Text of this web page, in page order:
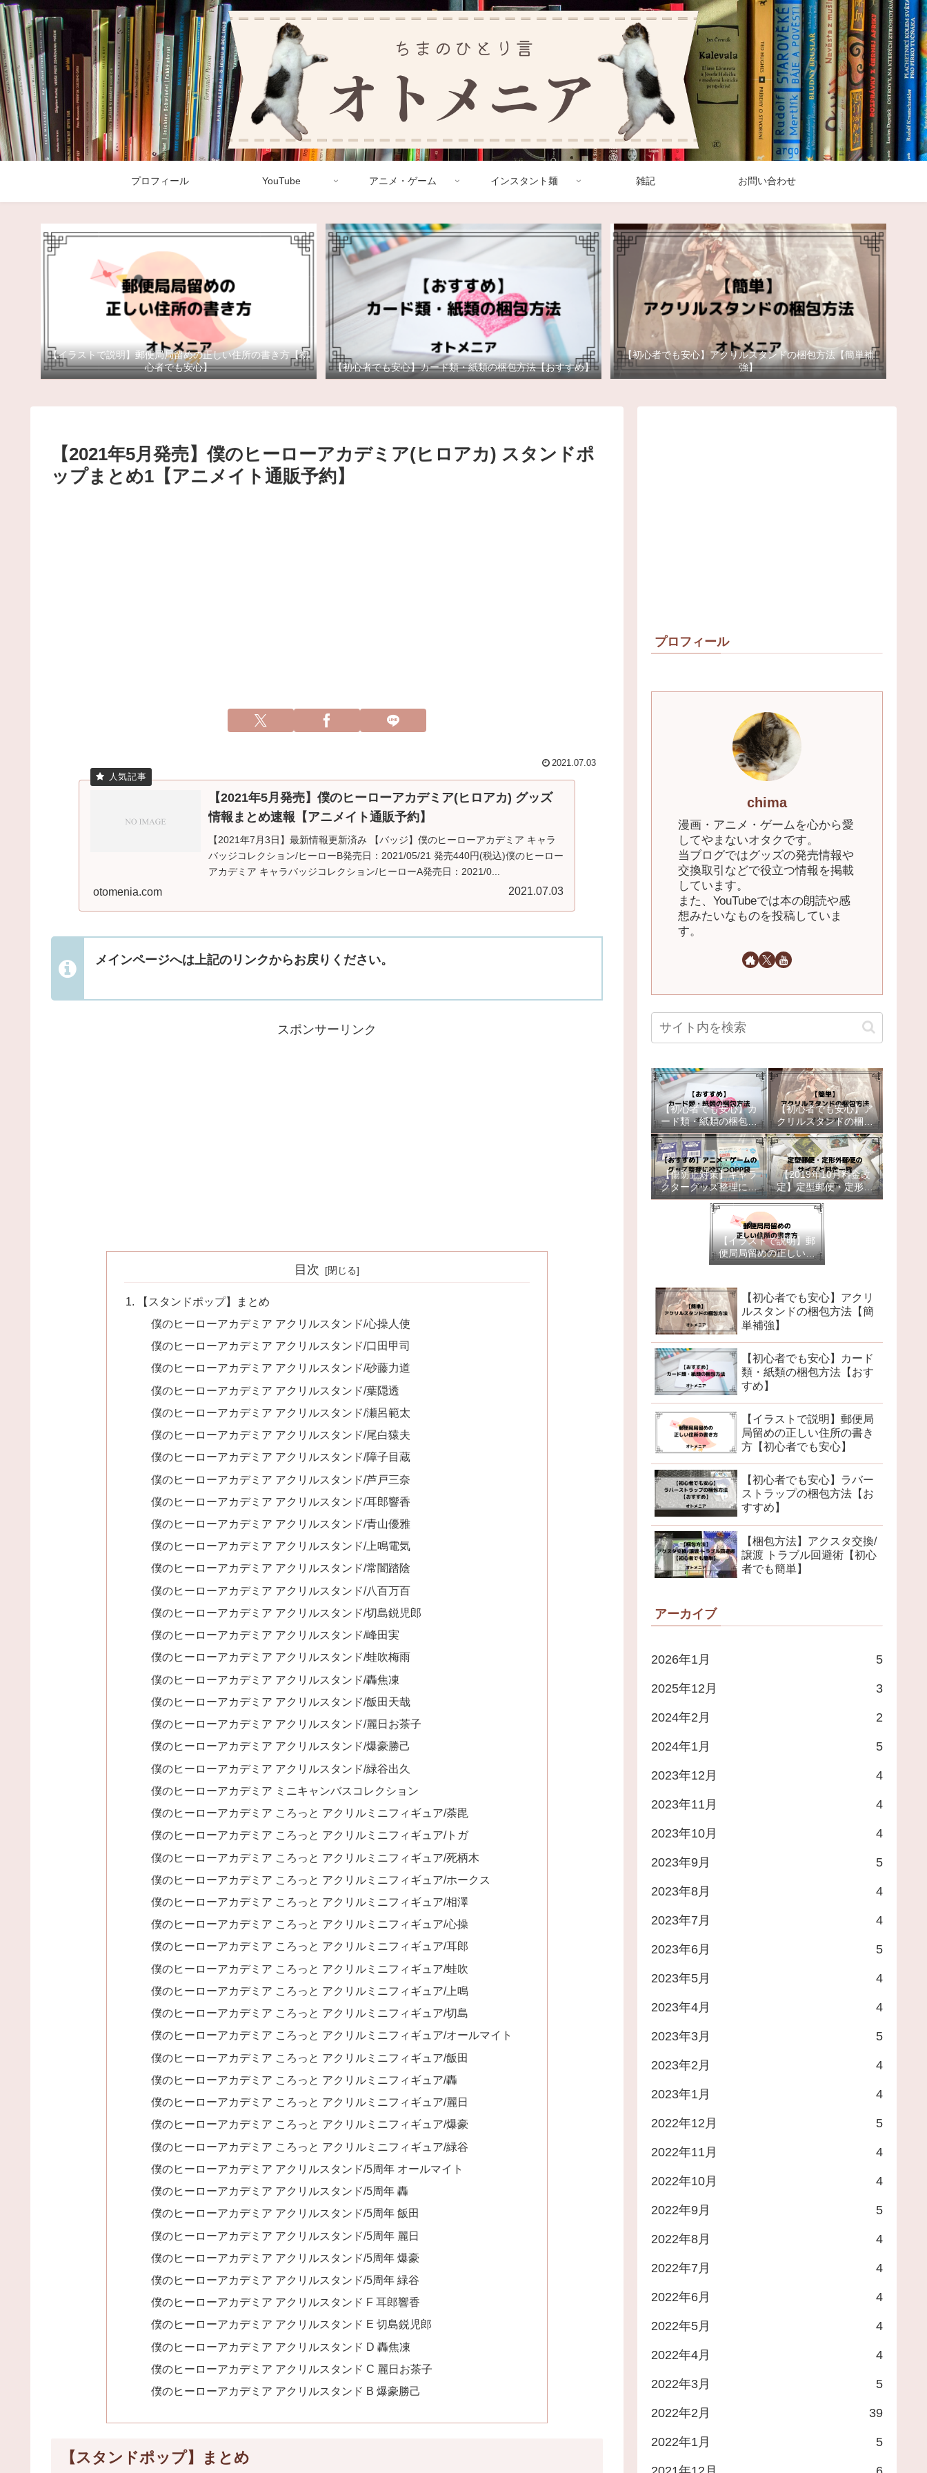
プロフィール YouTube アニメ・ゲーム インスタント麺 雑記 お問い合わせ
【イラストで説明】郵便局局留めの正しい住所の書き方【初
心者でも安心】
【初心者でも安心】カード類・紙類の梱包方法【おすすめ】
【初心者でも安心】アクリルスタンドの梱包方法【簡単補
強】
【2021年5月発売】僕のヒーローアカデミア(ヒロアカ) スタンドポ
ップまとめ1【アニメイト通販予約】
2021.07.03
【2021年5月発売】僕のヒーローアカデミア(ヒロアカ) グッズ
情報まとめ速報【アニメイト通販予約】
【2021年7月3日】最新情報更新済み 【バッジ】僕のヒーローアカデミア キャラ
バッジコレクション/ヒーローB発売日：2021/05/21 発売440円(税込)僕のヒーロー
アカデミア キャラバッジコレクション/ヒーローA発売日：2021/0...
otomenia.com 2021.07.03
メインページへは上記のリンクからお戻りください。
スポンサーリンク
目次
【スタンドポップ】まとめ
僕のヒーローアカデミア アクリルスタンド/心操人使
僕のヒーローアカデミア アクリルスタンド/口田甲司
僕のヒーローアカデミア アクリルスタンド/砂藤力道
僕のヒーローアカデミア アクリルスタンド/葉隠透
僕のヒーローアカデミア アクリルスタンド/瀬呂範太
僕のヒーローアカデミア アクリルスタンド/尾白猿夫
僕のヒーローアカデミア アクリルスタンド/障子目蔵
僕のヒーローアカデミア アクリルスタンド/芦戸三奈
僕のヒーローアカデミア アクリルスタンド/耳郎響香
僕のヒーローアカデミア アクリルスタンド/青山優雅
僕のヒーローアカデミア アクリルスタンド/上鳴電気
僕のヒーローアカデミア アクリルスタンド/常闇踏陰
僕のヒーローアカデミア アクリルスタンド/八百万百
僕のヒーローアカデミア アクリルスタンド/切島鋭児郎
僕のヒーローアカデミア アクリルスタンド/峰田実
僕のヒーローアカデミア アクリルスタンド/蛙吹梅雨
僕のヒーローアカデミア アクリルスタンド/轟焦凍
僕のヒーローアカデミア アクリルスタンド/飯田天哉
僕のヒーローアカデミア アクリルスタンド/麗日お茶子
僕のヒーローアカデミア アクリルスタンド/爆豪勝己
僕のヒーローアカデミア アクリルスタンド/緑谷出久
僕のヒーローアカデミア ミニキャンバスコレクション
僕のヒーローアカデミア ころっと アクリルミニフィギュア/荼毘
僕のヒーローアカデミア ころっと アクリルミニフィギュア/トガ
僕のヒーローアカデミア ころっと アクリルミニフィギュア/死柄木
僕のヒーローアカデミア ころっと アクリルミニフィギュア/ホークス
僕のヒーローアカデミア ころっと アクリルミニフィギュア/相澤
僕のヒーローアカデミア ころっと アクリルミニフィギュア/心操
僕のヒーローアカデミア ころっと アクリルミニフィギュア/耳郎
僕のヒーローアカデミア ころっと アクリルミニフィギュア/蛙吹
僕のヒーローアカデミア ころっと アクリルミニフィギュア/上鳴
僕のヒーローアカデミア ころっと アクリルミニフィギュア/切島
僕のヒーローアカデミア ころっと アクリルミニフィギュア/オールマイト
僕のヒーローアカデミア ころっと アクリルミニフィギュア/飯田
僕のヒーローアカデミア ころっと アクリルミニフィギュア/轟
僕のヒーローアカデミア ころっと アクリルミニフィギュア/麗日
僕のヒーローアカデミア ころっと アクリルミニフィギュア/爆豪
僕のヒーローアカデミア ころっと アクリルミニフィギュア/緑谷
僕のヒーローアカデミア アクリルスタンド/5周年 オールマイト
僕のヒーローアカデミア アクリルスタンド/5周年 轟
僕のヒーローアカデミア アクリルスタンド/5周年 飯田
僕のヒーローアカデミア アクリルスタンド/5周年 麗日
僕のヒーローアカデミア アクリルスタンド/5周年 爆豪
僕のヒーローアカデミア アクリルスタンド/5周年 緑谷
僕のヒーローアカデミア アクリルスタンド F 耳郎響香
僕のヒーローアカデミア アクリルスタンド E 切島鋭児郎
僕のヒーローアカデミア アクリルスタンド D 轟焦凍
僕のヒーローアカデミア アクリルスタンド C 麗日お茶子
僕のヒーローアカデミア アクリルスタンド B 爆豪勝己
【スタンドポップ】まとめ
プロフィール
chima
漫画・アニメ・ゲームを心から愛
してやまないオタクです。
当ブログではグッズの発売情報や
交換取引などで役立つ情報を掲載
しています。
また、YouTubeでは本の朗読や感
想みたいなものを投稿していま
す。
【初心者でも安心】カ
ード類・紙類の梱包方
法【おすすめ】
【初心者でも安心】ア
クリルスタンドの梱包
方法【簡単補強】
【傷防止対策】キャラ
クターグッズ整理に役
立つOPP袋【おすす
め】
【2019年10月料金改
定】定型郵便・定形外
郵便のサイズと料金一
覧
【イラストで説明】郵
便局局留めの正しい住
所の書き方【初心者で
【初心者でも安心】アクリ
ルスタンドの梱包方法【簡
単補強】
【初心者でも安心】カード
類・紙類の梱包方法【おす
すめ】
【イラストで説明】郵便局
局留めの正しい住所の書き
方【初心者でも安心】
【初心者でも安心】ラバー
ストラップの梱包方法【お
すすめ】
【梱包方法】アクスタ交換/
譲渡 トラブル回避術【初心
者でも簡単】
アーカイブ
2026年1月 5
2025年12月 3
2024年2月 2
2024年1月 5
2023年12月 4
2023年11月 4
2023年10月 4
2023年9月 5
2023年8月 4
2023年7月 4
2023年6月 5
2023年5月 4
2023年4月 4
2023年3月 5
2023年2月 4
2023年1月 4
2022年12月 5
2022年11月 4
2022年10月 4
2022年9月 5
2022年8月 4
2022年7月 4
2022年6月 4
2022年5月 4
2022年4月 4
2022年3月 5
2022年2月 39
2022年1月 5